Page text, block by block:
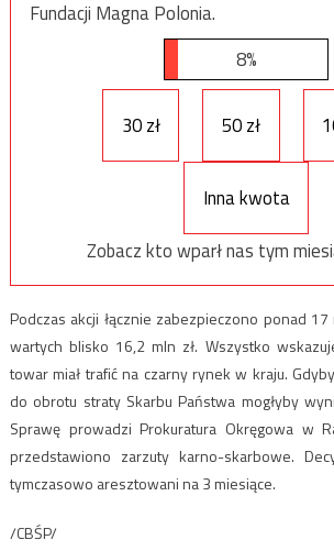
Fundacji Magna Polonia.
8%
30 zł 50 zł
Inna kwota
Zobacz kto wparł nas tym
Podczas akcji łącznie zabezpieczono ponad
wartych blisko 16,2 mln zł. Wszystko
towar miał trafić na czarny rynek w kraju.
do obrotu straty Skarbu Państwa mogłyby
Sprawę prowadzi Prokuratura Okręgowa w
przedstawiono zarzuty karno-skarbowe.
tymczasowo aresztowani na 3 miesiące.
/CBŚP/